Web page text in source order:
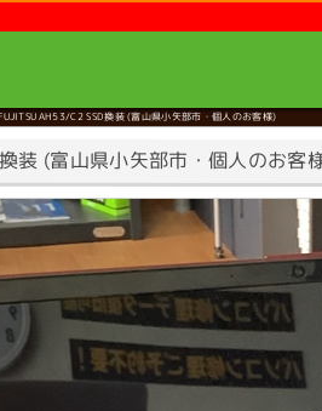
AH53/C2 SSD換装(富山県小矢部市・個人のお客様)
装 (富山県小矢部市・個人のお客